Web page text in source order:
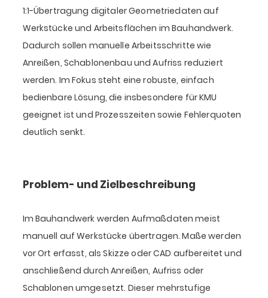
1:1-Übertragung digitaler Geometriedaten auf
Werkstücke und Arbeitsflächen im Bauhandwerk.
Dadurch sollen manuelle Arbeitsschritte wie
Anreißen, Schablonenbau und Aufriss reduziert
werden. Im Fokus steht eine robuste, einfach
bedienbare Lösung, die insbesondere für KMU
geeignet ist und Prozesszeiten sowie Fehlerquoten
deutlich senkt.
Problem- und Zielbeschreibung
Im Bauhandwerk werden Aufmaßdaten meist
manuell auf Werkstücke übertragen. Maße werden
vor Ort erfasst, als Skizze oder CAD aufbereitet und
anschließend durch Anreißen, Aufriss oder
Schablonen umgesetzt. Dieser mehrstufige